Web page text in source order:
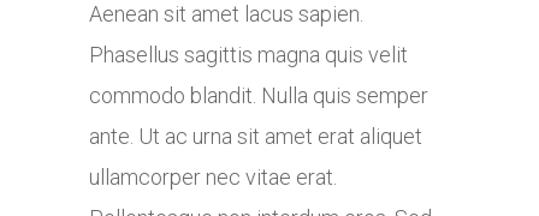
Aenean sit amet lacus sapien.
Phasellus sagittis magna quis velit
commodo blandit. Nulla quis semper
ante. Ut ac urna sit amet erat aliquet
ullamcorper nec vitae erat.